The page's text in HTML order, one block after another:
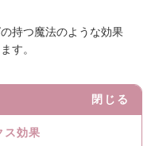
持つ魔法のような効果
す。
閉じる
ス効果